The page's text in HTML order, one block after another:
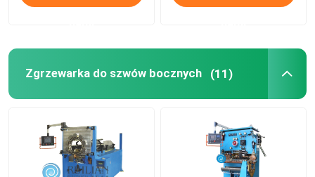
Zgrzewarka do szwów bocznych (11)